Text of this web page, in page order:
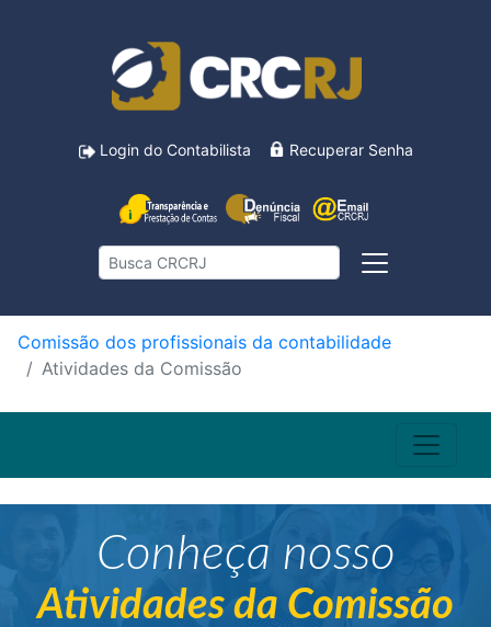
Login do Contabilista Recuperar Senha
Comissão dos profissionais da contabilidade
Atividades da Comissão
Conheça nosso
Atividades da Comissão